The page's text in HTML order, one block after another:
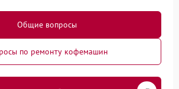
Общие вопросы
по ремонту кофемашин